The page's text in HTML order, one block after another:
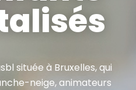
située à Bruxelles, qui
neige, animateurs